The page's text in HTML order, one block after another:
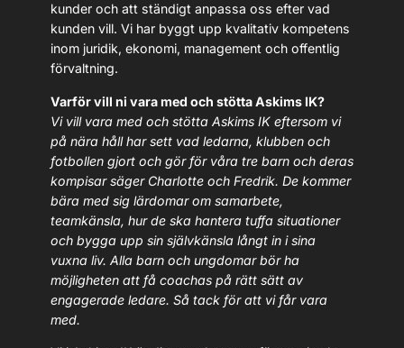
kunder och att ständigt anpassa oss efter vad
kunden vill. Vi har byggt upp kvalitativ kompetens
inom juridik, ekonomi, management och offentlig
förvaltning.
Varför vill ni vara med och stötta Askims IK?
Vi vill vara med och stötta Askims IK eftersom vi
på nära håll har sett vad ledarna, klubben och
fotbollen gjort och gör för våra tre barn och deras
kompisar säger Charlotte och Fredrik. De kommer
bära med sig lärdomar om samarbete,
teamkänsla, hur de ska hantera tuffa situationer
och bygga upp sin självkänsla långt in i sina
vuxna liv. Alla barn och ungdomar bör ha
möjligheten att få coachas på rätt sätt av
engagerade ledare. Så tack för att vi får vara
med.